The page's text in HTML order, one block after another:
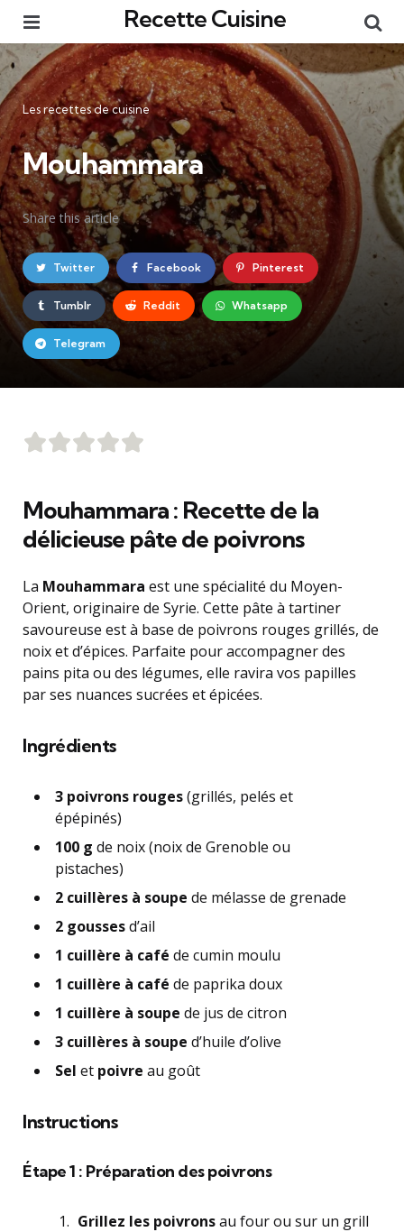
Recette Cuisine
Catégories
Les recettes de cuisine
Mouhammara
Share this article
Twitter Facebook Pinterest
Tumblr Reddit Whatsapp
Telegram
Mouhammara : Recette de la
délicieuse pâte de poivrons
La Mouhammara est une spécialité du Moyen-
Orient, originaire de Syrie. Cette pâte à tartiner
savoureuse est à base de poivrons rouges grillés, de
noix et d’épices. Parfaite pour accompagner des
pains pita ou des légumes, elle ravira vos papilles
par ses nuances sucrées et épicées.
Ingrédients
3 poivrons rouges(grillés, pelés et
épépinés)
100 g de noix (noix de Grenoble ou
pistaches)
2 cuillères à soupe de mélasse de grenade
2 goussesd’ail
1 cuillère à café de cumin moulu
1 cuillère à café de paprika doux
1 cuillère à soupe de jus de citron
3 cuillères à soupe d’huile d’olive
Sel et poivre au goût
Instructions
Étape 1 : Préparation des poivrons
Grillez les poivronsau four ou sur un grill